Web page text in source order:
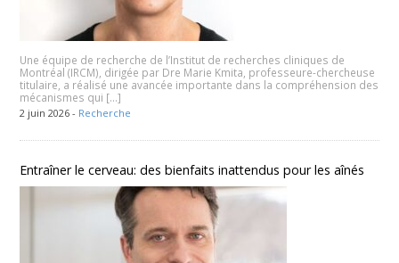
Une équipe de recherche de l’Institut de recherches cliniques de
Montréal (IRCM), dirigée par Dre Marie Kmita, professeure-chercheuse
titulaire, a réalisé une avancée importante dans la compréhension des
mécanismes qui […]
2 juin 2026 - Recherche
Entraîner le cerveau: des bienfaits inattendus pour les aînés